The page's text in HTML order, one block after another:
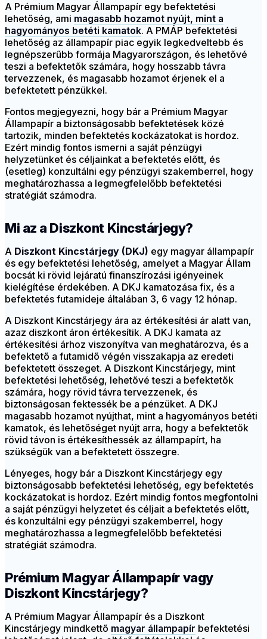
A Prémium Magyar Állampapír egy befektetési
lehetőség, ami magasabb hozamot nyújt, mint a
hagyományos betéti kamatok. A PMÁP befektetési
lehetőség az állampapír piac egyik legkedveltebb és
legnépszerűbb formája Magyarországon, és lehetővé
teszi a befektetők számára, hogy hosszabb távra
tervezzenek, és magasabb hozamot érjenek el a
befektetett pénzükkel.
Fontos megjegyezni, hogy bár a Prémium Magyar
Állampapír a biztonságosabb befektetések közé
tartozik, minden befektetés kockázatokat is hordoz.
Ezért mindig fontos ismerni a saját pénzügyi
helyzetünket és céljainkat a befektetés előtt, és
(esetleg) konzultálni egy pénzügyi szakemberrel, hogy
meghatározhassa a legmegfelelőbb befektetési
stratégiát számodra.
Mi az a Diszkont Kincstárjegy?
A Diszkont Kincstárjegy (DKJ) egy magyar állampapír
és egy befektetési lehetőség, amelyet a Magyar Állam
bocsát ki rövid lejáratú finanszírozási igényeinek
kielégítése érdekében. A DKJ kamatozása fix, és a
befektetés futamideje általában 3, 6 vagy 12 hónap.
A Diszkont Kincstárjegy ára az értékesítési ár alatt van,
azaz diszkont áron értékesítik. A DKJ kamata az
értékesítési árhoz viszonyítva van meghatározva, és a
befektető a futamidő végén visszakapja az eredeti
befektetett összeget. A Diszkont Kincstárjegy, mint
befektetési lehetőség, lehetővé teszi a befektetők
számára, hogy rövid távra tervezzenek, és
biztonságosan fektessék be a pénzüket. A DKJ
magasabb hozamot nyújthat, mint a hagyományos betéti
kamatok, és lehetőséget nyújt arra, hogy a befektetők
rövid távon is értékesíthessék az állampapírt, ha
szükségük van a befektetett összegre.
Lényeges, hogy bár a Diszkont Kincstárjegy egy
biztonságosabb befektetési lehetőség, egy befektetés
kockázatokat is hordoz. Ezért mindig fontos megfontolni
a saját pénzügyi helyzetet és céljait a befektetés előtt,
és konzultálni egy pénzügyi szakemberrel, hogy
meghatározhassa a legmegfelelőbb befektetési
stratégiát számodra.
Prémium Magyar Állampapír vagy
Diszkont Kincstárjegy?
A Prémium Magyar Állampapír és a Diszkont
Kincstárjegy mindkettő magyar állampapír befektetési